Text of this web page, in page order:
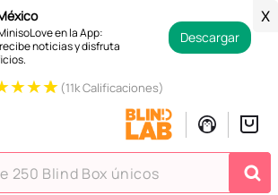
en la App:
noticias y disfruta
Descargar
X
★★★ (11k Calificaciones)
Blind Box únicos